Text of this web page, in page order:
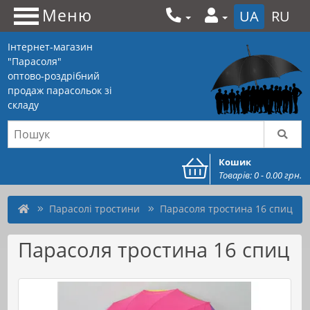
Меню UA RU
Інтернет-магазин
"Парасоля"
оптово-роздрібний
продаж парасольок зі
складу
Кошик
Товарів: 0 - 0.00 грн.
Парасолі тростини Парасоля тростина 16 спиц
Парасоля тростина 16 спиц